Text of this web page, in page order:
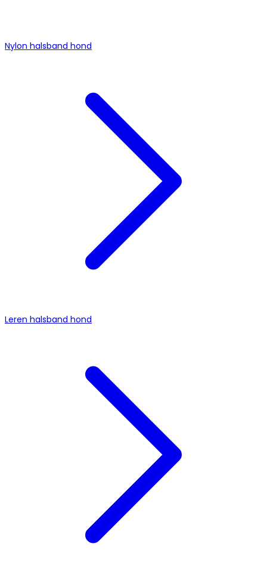
Nylon halsband hond
Leren halsband hond